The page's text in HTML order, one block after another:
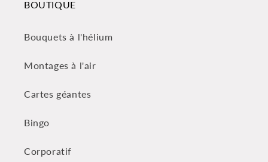
BOUTIQUE
Bouquets à l'hélium
Montages à l'air
Cartes géantes
Bingo
Corporatif